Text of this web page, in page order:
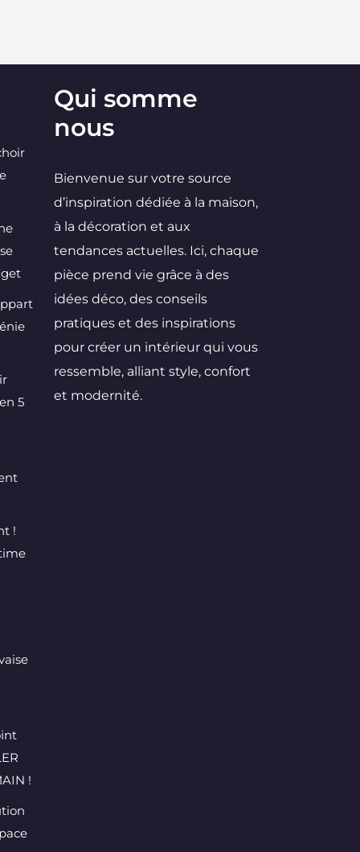
5
!
!
Qui somme
nous
Bienvenue sur votre source
d’inspiration dédiée à la maison,
à la décoration et aux
tendances actuelles. Ici, chaque
pièce prend vie grâce à des
idées déco, des conseils
pratiques et des inspirations
pour créer un intérieur qui vous
ressemble, alliant style, confort
et modernité.